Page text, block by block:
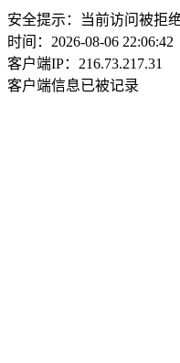
安全提示：当前访问被拒
时间：2026-08-06 22:06:42
客户端IP：216.73.217.31
客户端信息已被记录